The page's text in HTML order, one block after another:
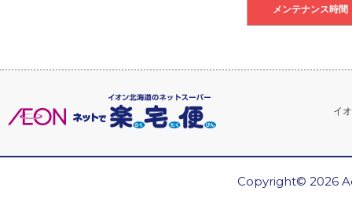
メンテナンス時間
イ
Copyright© 2026